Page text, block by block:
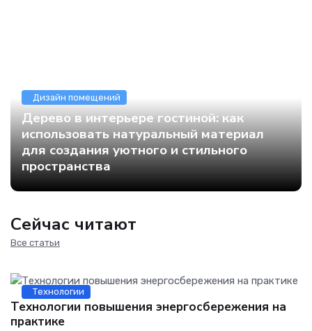
Дизайн помещений
Дерево в интерьере гостиной: как
использовать натуральный материал
для создания уютного и стильного
пространства
Сейчас читают
Все статьи
Технологии
Технологии повышения энергосбережения на
практике